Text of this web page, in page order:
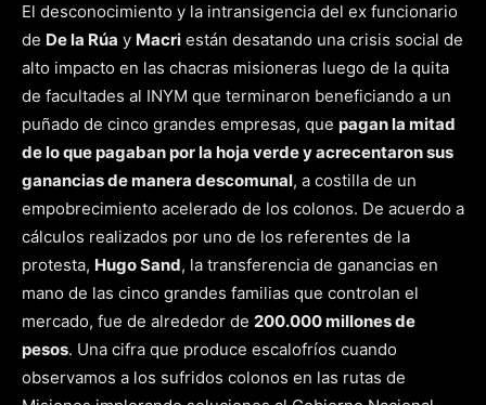
El desconocimiento y la intransigencia del ex funcionario
de De la Rúa y Macri están desatando una crisis social de
alto impacto en las chacras misioneras luego de la quita
de facultades al INYM que terminaron beneficiando a un
puñado de cinco grandes empresas, que pagan la mitad
de lo que pagaban por la hoja verde y acrecentaron sus
ganancias de manera descomunal, a costilla de un
empobrecimiento acelerado de los colonos. De acuerdo a
cálculos realizados por uno de los referentes de la
protesta, Hugo Sand, la transferencia de ganancias en
mano de las cinco grandes familias que controlan el
mercado, fue de alrededor de 200.000 millones de
pesos. Una cifra que produce escalofríos cuando
observamos a los sufridos colonos en las rutas de